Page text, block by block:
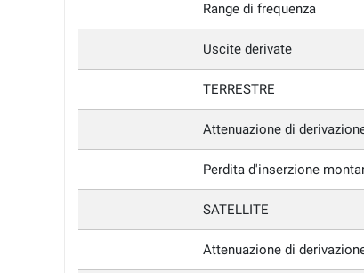
Range di frequenza
Uscite derivate
TERRESTRE
Attenuazione di
Perdita d'inserzione
SATELLITE
Attenuazione di